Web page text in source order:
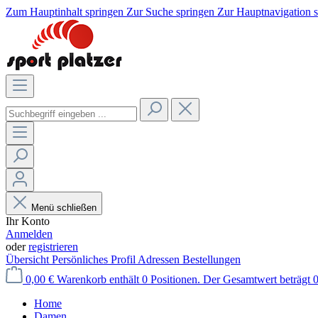
Zum Hauptinhalt springen Zur Suche springen Zur Hauptnavigation
Menü schließen
Ihr Konto
Anmelden
oderregistrieren
Übersicht Persönliches Profil Adressen Bestellungen
0,00 € Warenkorb enthält 0 Positionen. Der Gesamtwert beträgt
Home